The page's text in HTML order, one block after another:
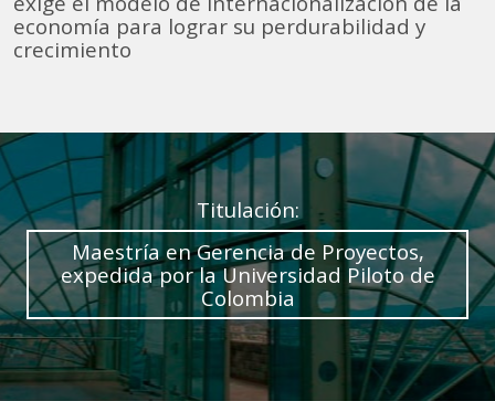
economía para lograr su perdurabilidad y
crecimiento
Titulación:
Maestría en Gerencia de Proyectos,
expedida por la Universidad Piloto de
Colombia